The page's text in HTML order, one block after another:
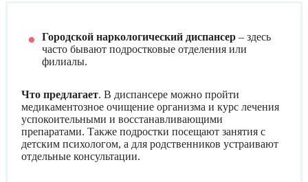
Городской наркологический диспансер – здесь
часто бывают подростковые отделения или
филиалы.
Что предлагает. В диспансере можно пройти
медикаментозное очищение организма и курс лечения
успокоительными и восстанавливающими
препаратами. Также подростки посещают занятия с
детским психологом, а для родственников устраивают
отдельные консультации.